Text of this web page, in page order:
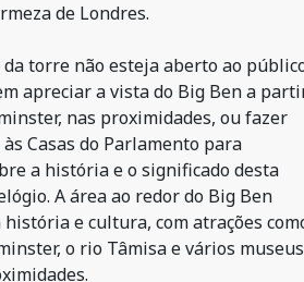
de Londres.
torre não esteja aberto ao
apreciar a vista do Big Ben a
nas proximidades, ou fazer
Casas do Parlamento para
a história e o significado desta
A área ao redor do Big Ben
e cultura, com atrações
o rio Tâmisa e vários museus